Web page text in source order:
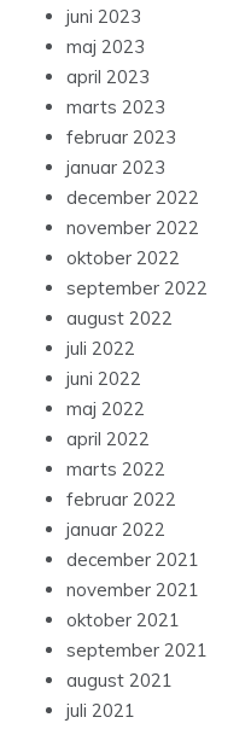
juni 2023
maj 2023
april 2023
marts 2023
februar 2023
januar 2023
december 2022
november 2022
oktober 2022
september 2022
august 2022
juli 2022
juni 2022
maj 2022
april 2022
marts 2022
februar 2022
januar 2022
december 2021
november 2021
oktober 2021
september 2021
august 2021
juli 2021